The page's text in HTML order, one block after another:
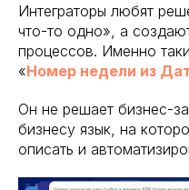
Интеграторы любят
что-то одно», а
процессов. Именно
«Номер недели из
Он не решает бизнес-
бизнесу язык, на
описать и